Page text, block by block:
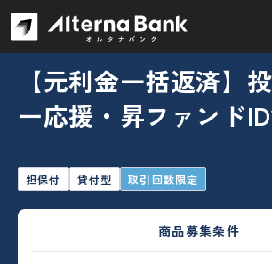
【元利金一括返済】
ー応援・昇ファンド
担保付 貸付型 取引回数限定
商品募集条件